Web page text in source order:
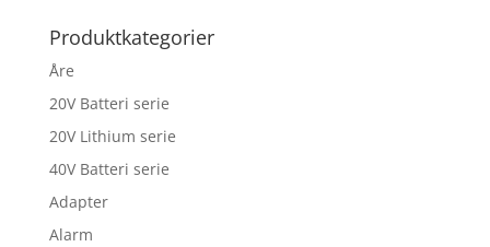
Produktkategorier
Åre
20V Batteri serie
20V Lithium serie
40V Batteri serie
Adapter
Alarm